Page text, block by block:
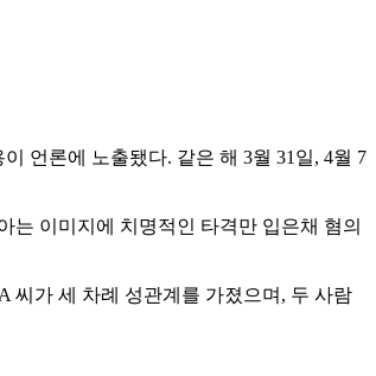
언론에 노출됐다. 같은 해 3월 31일, 4월 7
는 이미지에 치명적인 타격만 입은채 혐의
씨가 세 차례 성관계를 가졌으며, 두 사람